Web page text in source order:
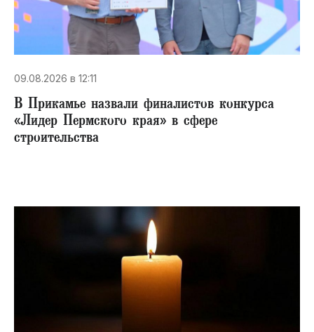
09.08.2026 в 12:11
В Прикамье назвали финалистов конкурса
«Лидер Пермского края» в сфере
строительства